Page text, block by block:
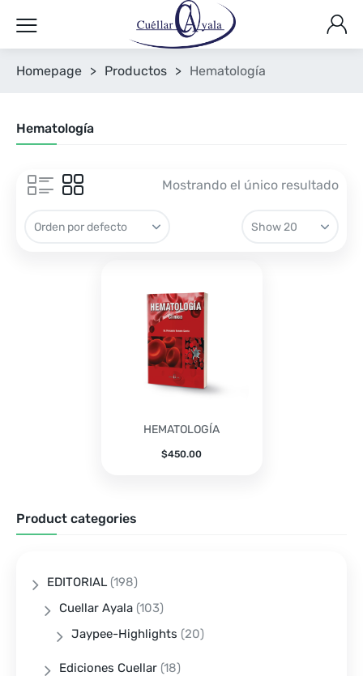
Homepage > Productos > Hematología
Hematología
Mostrando el único resultado
HEMATOLOGÍA
$450.00
Product categories
EDITORIAL (198)
Cuellar Ayala (103)
Jaypee-Highlights (20)
Ediciones Cuellar (18)